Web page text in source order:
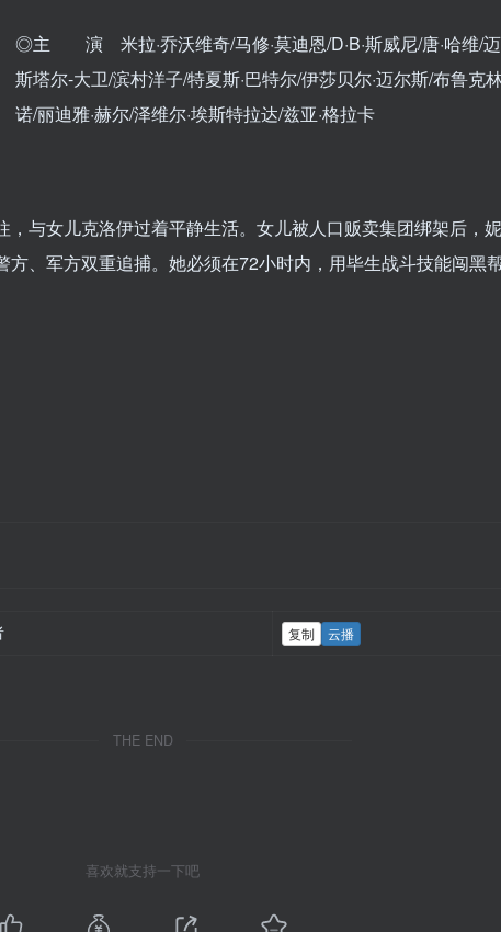
◎主 演 米拉·乔沃维奇/马修·莫迪恩/D·B·斯威尼/唐·哈维/迈
斯塔尔-大卫/滨村洋子/特夏斯·巴特尔/伊莎贝尔·迈尔斯/布鲁克
诺/丽迪雅·赫尔/泽维尔·埃斯特拉达/兹亚·格拉卡
与女儿克洛伊过着平静生活。女儿被人口贩卖集团绑架后，
方、军方双重追捕。她必须在72小时内，用毕生战斗技能闯黑
复制 云播
THE END
喜欢就支持一下吧